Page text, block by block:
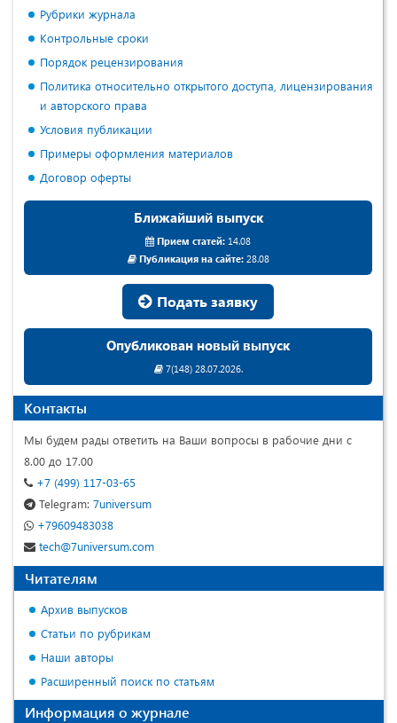
Рубрики журнала
Контрольные сроки
Порядок рецензирования
Политика относительно открытого доступа, лицензирования
и авторского права
Условия публикации
Примеры оформления материалов
Договор оферты
Ближайший выпуск
Прием статей: 14.08
Публикация на сайте:28.08
Подать заявку
Опубликован новый выпуск
7(148) 28.07.2026.
Контакты
Мы будем рады ответить на Ваши вопросы в рабочие дни с
8.00 до 17.00
+7 (499) 117-03-65
Telegram: 7universum
+79609483038
tech@7universum.com
Читателям
Архив выпусков
Статьи по рубрикам
Наши авторы
Расширенный поиск по статьям
Информация о журнале